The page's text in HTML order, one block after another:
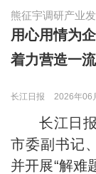
熊征宇调研产业
用心用情为
着力营造一
长江日报 2026年06
长江日
市委副书记
并开展“解难